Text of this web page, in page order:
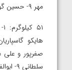
مهر ۹- حسین گودرزی ۱۰- پویا رضواین
سلطانی ۹- ابوالفضل رضوی ۱۰- ناریک هاکوبیان (ارمنستان)